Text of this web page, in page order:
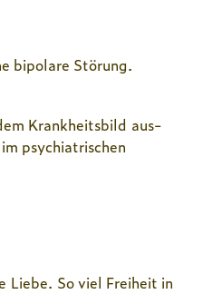
bipolare Störung.
Krankheitsbild aus-
psychiatrischen
Liebe. So viel Freiheit in